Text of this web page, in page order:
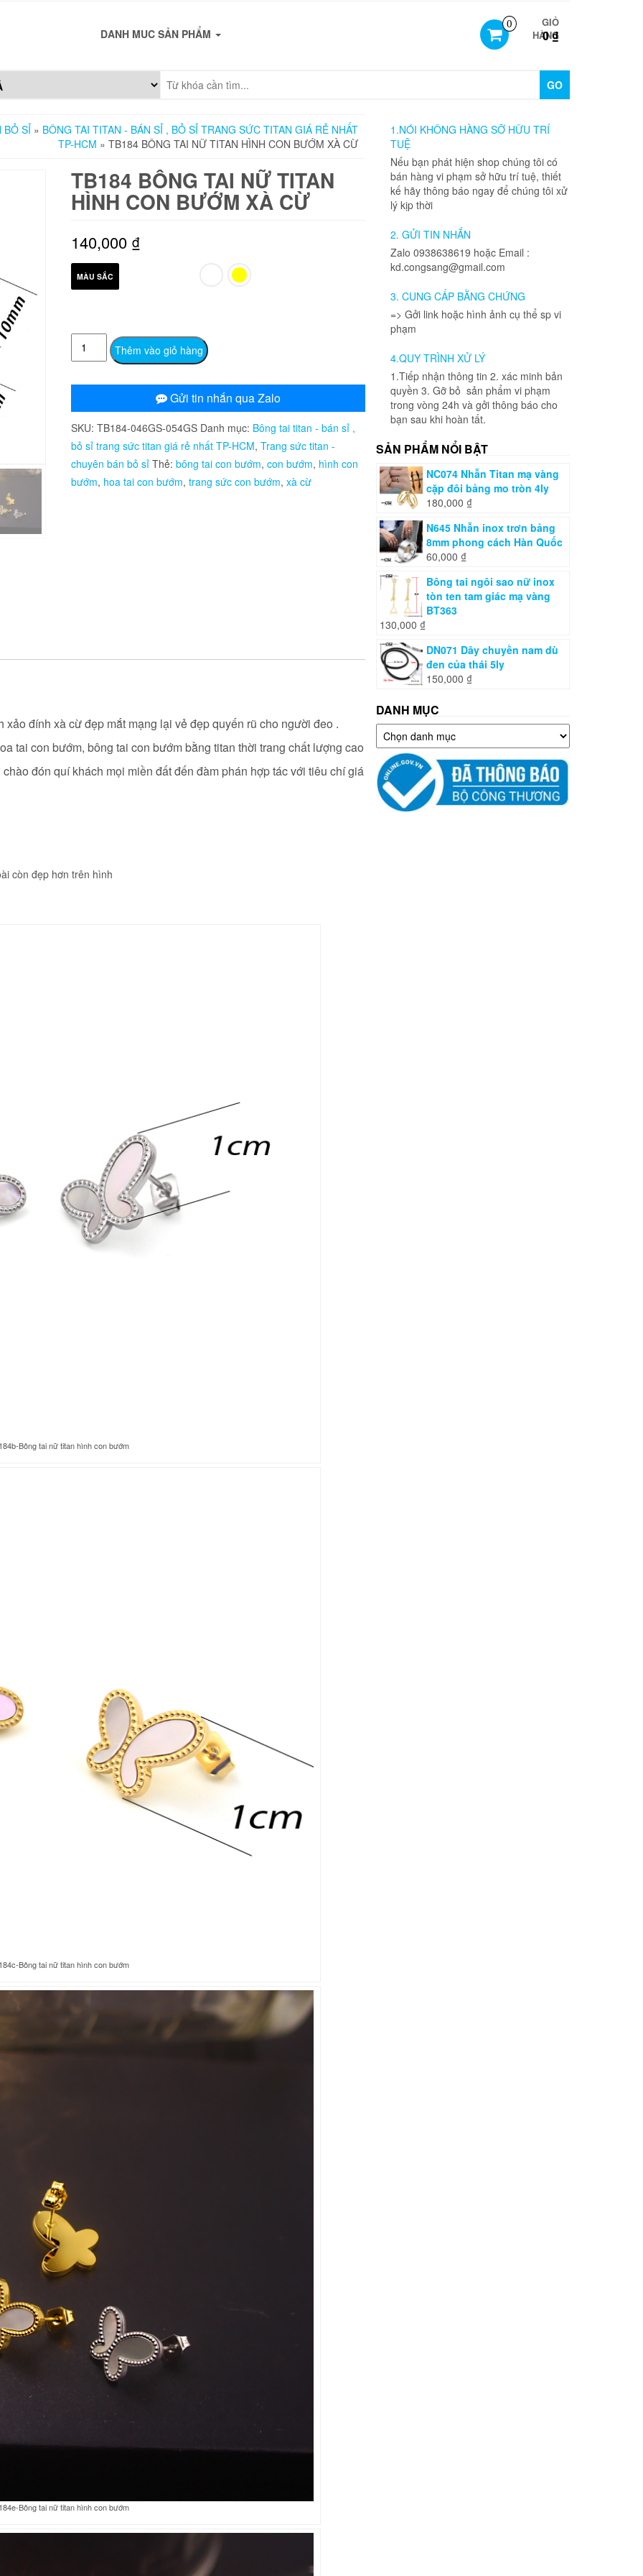
0
GIỎ
HÀNG
0 ₫
DANH MUC SẢN PHẨM
GO
BỎ SỈ » BÔNG TAI TITAN - BÁN SỈ , BỎ SỈ TRANG SỨC TITAN GIÁ RẺ NHẤT
TP-HCM » TB184 BÔNG TAI NỮ TITAN HÌNH CON BƯỚM XÀ CỪ
TB184 BÔNG TAI NỮ TITAN
HÌNH CON BƯỚM XÀ CỪ
140,000 ₫
MÀU SẮC
TB184
Bông
titan
hình
con
bướm
xà
Thêm vào giỏ hàng
Gửi tin nhắn qua Zalo
SKU: TB184-046GS-054GS Danh mục: Bông tai titan - bán sỉ ,
bỏ sỉ trang sức titan giá rẻ nhất TP-HCM, Trang sức titan -
chuyên bán bỏ sỉ Thẻ: bông tai con bướm, con bướm, hình con
bướm, hoa tai con bướm, trang sức con bướm, xà cừ
xảo đính xà cừ đẹp mắt mạng lại vẻ đẹp quyến rũ cho người đeo .
tai con bướm, bông tai con bướm bằng titan thời trang chất lượng cao
đón quí khách mọi miền đất đến đàm phán hợp tác với tiêu chí giá
còn đẹp hơn trên hình
Bông tai nữ titan hình con bướm
Bông tai nữ titan hình con bướm
Bông tai nữ titan hình con bướm
1.NÓI KHÔNG HÀNG SỠ HỮU TRÍ
TUỆ
Nếu bạn phát hiện shop chúng tôi có
bán hàng vi phạm sở hữu trí tuệ, thiết
kế hãy thông báo ngay để chúng tôi xử
lý kịp thời
2. GỬI TIN NHẮN
Zalo 0938638619 hoặc Email :
kd.congsang@gmail.com
3. CUNG CẤP BẰNG CHỨNG
=> Gởi link hoặc hình ảnh cụ thể sp vi
phạm
4.QUY TRÌNH XỬ LÝ
1.Tiếp nhận thông tin 2. xác minh bản
quyền 3. Gỡ bỏ sản phẩm vi phạm
trong vòng 24h và gởi thông báo cho
bạn sau khi hoàn tất.
SẢN PHẨM NỔI BẬT
NC074 Nhẫn Titan mạ vàng
cặp đôi bảng mo tròn 4ly
180,000 ₫
N645 Nhẫn inox trơn bảng
8mm phong cách Hàn Quốc
60,000 ₫
Bông tai ngôi sao nữ inox
tòn ten tam giác mạ vàng
BT363
130,000 ₫
DN071 Dây chuyền nam dù
đen của thái 5ly
150,000 ₫
DANH MỤC
Danh
mục